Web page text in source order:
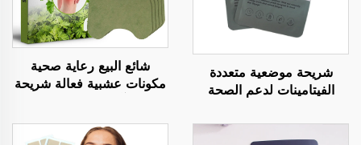
شريحة موضعية متعددة
الفيتامينات لدعم الصحة
ضروري مطلوب للصحة
شائع البيع رعاية صحية
مكونات عشبية فعالة شريحة
الركبة